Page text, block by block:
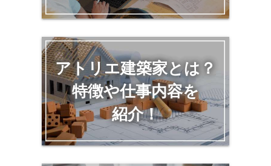
アトリエ建築家とは？
特徴や仕事内容を
紹介！